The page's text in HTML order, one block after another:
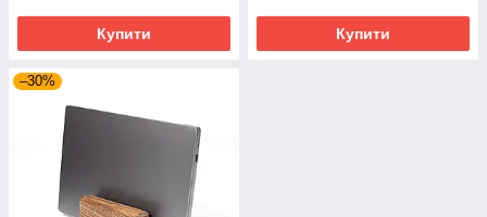
Купити Купити
–30%